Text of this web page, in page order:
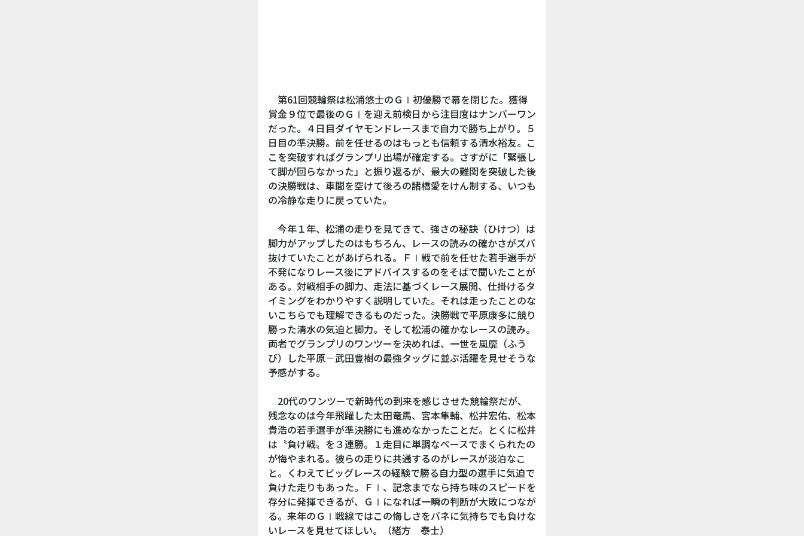
第61回競輪祭は松浦悠士のＧⅠ初優勝で幕を閉じた。獲得
賞金９位で最後のＧⅠを迎え前検日から注目度はナンバーワン
だった。４日目ダイヤモンドレースまで自力で勝ち上がり。５
日目の準決勝。前を任せるのはもっとも信頼する清水裕友。こ
こを突破すればグランプリ出場が確定する。さすがに「緊張し
て脚が回らなかった」と振り返るが、最大の難関を突破した後
の決勝戦は、車間を空けて後ろの諸橋愛をけん制する、いつも
の冷静な走りに戻っていた。
今年１年、松浦の走りを見てきて、強さの秘訣（ひけつ）は
脚力がアップしたのはもちろん、レースの読みの確かさがズバ
抜けていたことがあげられる。ＦⅠ戦で前を任せた若手選手が
不発になりレース後にアドバイスするのをそばで聞いたことが
ある。対戦相手の脚力、走法に基づくレース展開、仕掛けるタ
イミングをわかりやすく説明していた。それは走ったことのな
いこちらでも理解できるものだった。決勝戦で平原康多に競り
勝った清水の気迫と脚力。そして松浦の確かなレースの読み。
両者でグランプリのワンツーを決めれば、一世を風靡（ふう
び）した平原－武田豊樹の最強タッグに並ぶ活躍を見せそうな
予感がする。
20代のワンツーで新時代の到来を感じさせた競輪祭だが、
残念なのは今年飛躍した太田竜馬、宮本隼輔、松井宏佑、松本
貴浩の若手選手が準決勝にも進めなかったことだ。とくに松井
は〝負け戦〟を３連勝。１走目に単調なペースでまくられたの
が悔やまれる。彼らの走りに共通するのがレースが淡泊なこ
と。くわえてビッグレースの経験で勝る自力型の選手に気迫で
負けた走りもあった。ＦⅠ、記念までなら持ち味のスピードを
存分に発揮できるが、ＧⅠになれば一瞬の判断が大敗につなが
る。来年のＧⅠ戦線ではこの悔しさをバネに気持ちでも負けな
いレースを見せてほしい。（緒方 泰士）